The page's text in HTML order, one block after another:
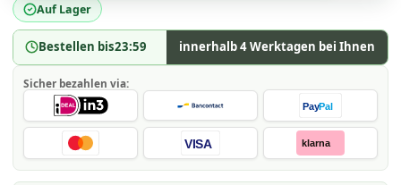
Auf Lager
Bestellen bis23:59 innerhalb 4 Werktagen bei Ihnen
Sicher bezahlen via:
PayPal
VISA klarna